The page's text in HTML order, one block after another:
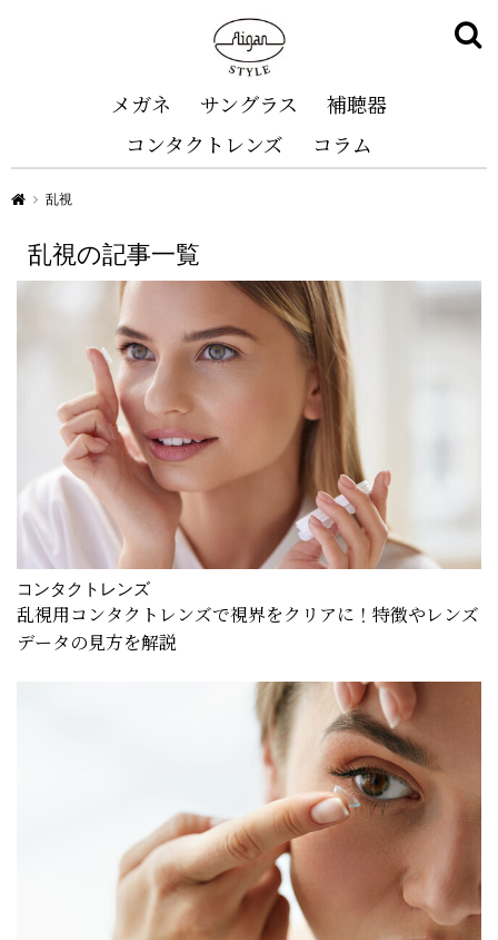
メガネ サングラス
補聴器
コンタクトレンズ
コラム
Aigan STYLE（メガネ・めがね）
乱視
乱視の記事一覧
コンタクトレンズ
乱視用コンタクトレンズで視界をクリアに！特徴やレンズ
データの見方を解説